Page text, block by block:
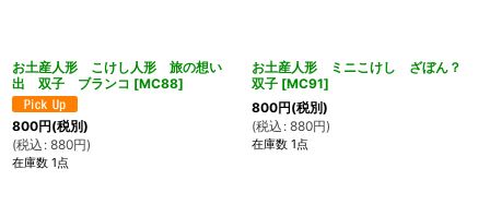
お土産人形 こけし人形 旅の想い
出 双子 ブランコ [MC88]
800円(税別)
(税込 : 880円)
在庫数 1点
お土産人形 ミニこけし ざぼん？
双子 [MC91]
800円(税別)
(税込 : 880円)
在庫数 1点